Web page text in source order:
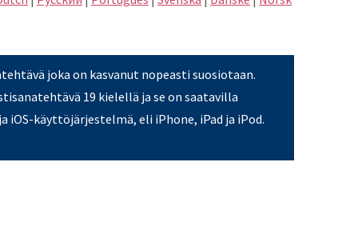
joka on kasvanut nopeasti suosiotaan.
19 kielellä ja se on saatavilla
iOS-käyttöjärjestelmä, eli iPhone, iPad ja iPod.